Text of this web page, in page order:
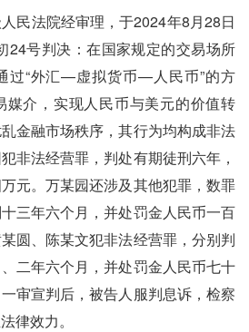
法院经审理，于2024年8月28日
24号判决：在国家规定的交易场所
过“外汇—虚拟货币—人民币”的方
媒介，实现人民币与美元的价值转
金融市场秩序，其行为均构成非法
非法经营罪，判处有期徒刑六年，
元。万某园还涉及其他犯罪，数罪
三年六个月，并处罚金人民币一百
圆、陈某文犯非法经营罪，分别判
二年六个月，并处罚金人民币七十
审宣判后，被告人服判息诉，检察
律效力。